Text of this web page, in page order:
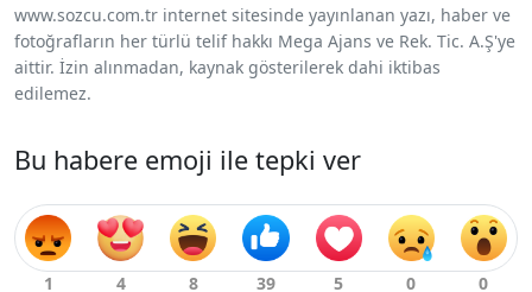
www.sozcu.com.tr internet sitesinde yayınlanan yazı, haber ve
fotoğrafların her türlü telif hakkı Mega Ajans ve Rek. Tic. A.Ş'ye
aittir. İzin alınmadan, kaynak gösterilerek dahi iktibas
edilemez.
Bu habere emoji ile tepki ver